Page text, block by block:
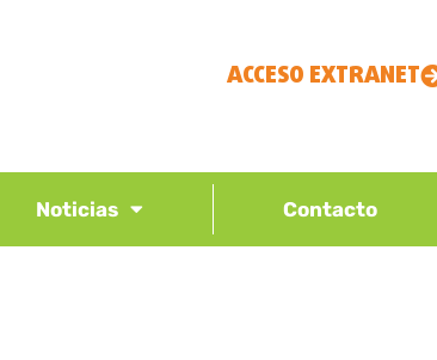
ACCESO EXTRANET
Noticias Contacto